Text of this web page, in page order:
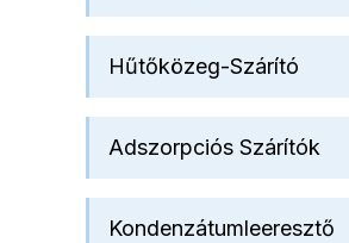
Hűtőközeg-Szárító
Adszorpciós Szárítók
Kondenzátumleeresztő